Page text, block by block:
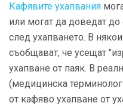
Кафявите ухапвания
или могат да доведат до
след ухапването. В
съобщават, че усещат
ухапване от паяк. В
(медицинска
от кафяво ухапване от